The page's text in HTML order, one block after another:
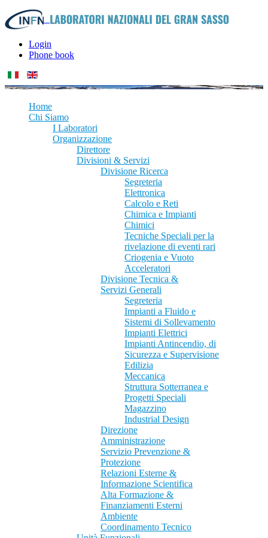
Login
Phone book
Home
Chi Siamo
I Laboratori
Organizzazione
Direttore
Divisioni & Servizi
Divisione Ricerca
Segreteria
Elettronica
Calcolo e Reti
Chimica e Impianti
Chimici
Tecniche Speciali per la
rivelazione di eventi rari
Criogenia e Vuoto
Acceleratori
Divisione Tecnica &
Servizi Generali
Segreteria
Impianti a Fluido e
Sistemi di Sollevamento
Impianti Elettrici
Impianti Antincendio, di
Sicurezza e Supervisione
Edilizia
Meccanica
Struttura Sotterranea e
Progetti Speciali
Magazzino
Industrial Design
Direzione
Amministrazione
Servizio Prevenzione &
Protezione
Relazioni Esterne &
Informazione Scientifica
Alta Formazione &
Finanziamenti Esterni
Ambiente
Coordinamento Tecnico